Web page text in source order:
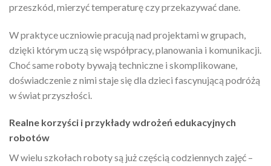
przeszkód, mierzyć temperaturę czy przekazywać dane.
W praktyce uczniowie pracują nad projektami w grupach,
dzięki którym uczą się współpracy, planowania i komunikacji.
Choć same roboty bywają techniczne i skomplikowane,
doświadczenie z nimi staje się dla dzieci fascynującą podróżą
w świat przyszłości.
Realne korzyści i przykłady wdrożeń edukacyjnych
robotów
W wielu szkołach roboty są już częścią codziennych zajęć –